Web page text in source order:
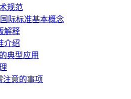
规范
际标准基本概念
解释
介绍
典型应用
注意的事项